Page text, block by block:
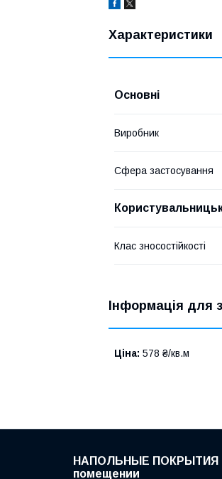
Характеристики
Основні
Виробник
Сфера застосування
Клас зносостійкості
Інформація для
Ціна: 578 ₴/кв.м
НАПОЛЬНЫЕ ПОКРЫТИЯ
помещении